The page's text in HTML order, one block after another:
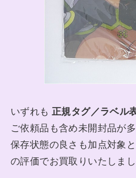
いずれも 正規タグ／ラベル
ご依頼品も含め未開封品が多
保存状態の良さも加点対象
の評価でお買取りいたしまし